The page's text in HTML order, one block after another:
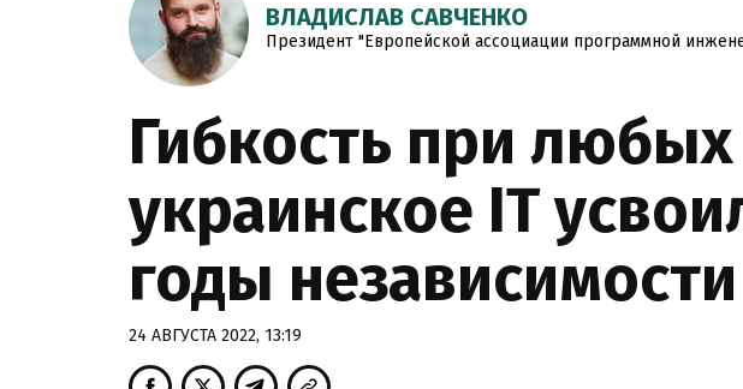
ВЛАДИСЛАВ САВЧЕНКО
Президент "Европейской ассоциации программной
Гибкость при любых
украинское ІТ
годы независимости
24 АВГУСТА 2022, 13:19